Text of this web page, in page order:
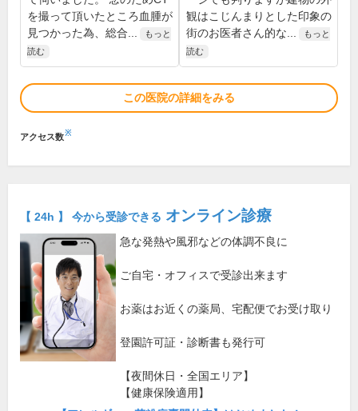
を撮って頂いたところ血腫が
見つかった為、総合...
もっと
読む
観はこじんまりとした印象の
街のお医者さん的な...
もっと
読む
この医院の詳細をみる
アクセス数※
【 24h 】 今から受診できる オンライン診療
急な発熱や風邪などの体調不良に
ご自宅・オフィスで受診出来ます
お薬はお近くの薬局、宅配便でお受け取り
登園許可証・診断書も発行可
【夜間休日・全国エリア】
【健康保険適用】